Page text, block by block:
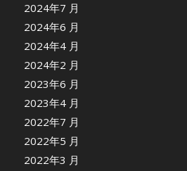
2024年7 月
2024年6 月
2024年4 月
2024年2 月
2023年6 月
2023年4 月
2022年7 月
2022年5 月
2022年3 月